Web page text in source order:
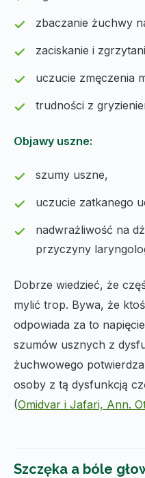
zbaczanie żuchwy
zaciskanie i
uczucie zmęczenia
trudności z
Objawy uszne:
szumy uszne,
uczucie zatkanego
nadwrażliwość na
przyczyny
Dobrze wiedzieć, że
mylić trop. Bywa, że
odpowiada za to
szumów usznych z
żuchwowego
osoby z tą dysfunkcją
(Omidvar i Jafari, Ann.
Szczęka a bóle